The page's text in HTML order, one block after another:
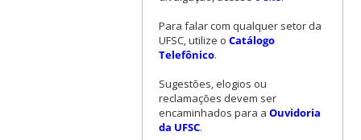
Para falar com qualquer setor da
UFSC, utilize o Catálogo
Telefônico.
Sugestões, elogios ou
reclamações devem ser
encaminhados para a Ouvidoria
da UFSC.